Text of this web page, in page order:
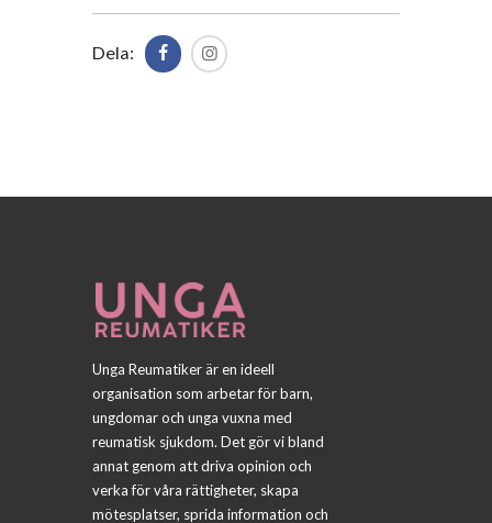
Dela:
Unga Reumatiker är en ideell
organisation som arbetar för barn,
ungdomar och unga vuxna med
reumatisk sjukdom. Det gör vi bland
annat genom att driva opinion och
verka för våra rättigheter, skapa
mötesplatser, sprida information och